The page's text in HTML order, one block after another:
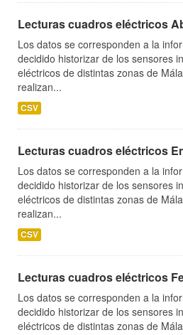
Lecturas cuadros eléctricos
Los datos se corresponden a la
decidido historizar de los sensores
eléctricos de distintas zonas de
realizan...
CSV
Lecturas cuadros eléctricos
Los datos se corresponden a la
decidido historizar de los sensores
eléctricos de distintas zonas de
realizan...
CSV
Lecturas cuadros eléctricos
Los datos se corresponden a la
decidido historizar de los sensores
eléctricos de distintas zonas de